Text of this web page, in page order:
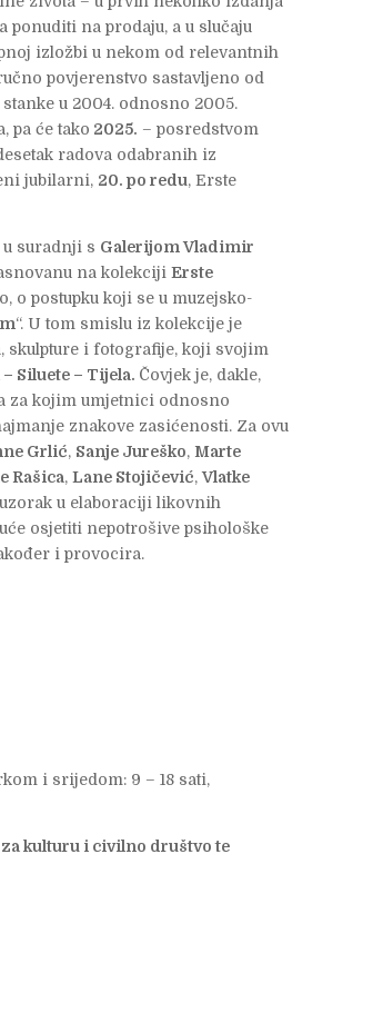
na prodaju, a u slučaju
izložbi u nekom od relevantnih
povjerenstvo sastavljeno od
u 2004. odnosno 2005.
pa će tako 2025. – posredstvom
radova odabranih iz
jubilarni, 20. po redu, Erste
u suradnji s Galerijom Vladimir
na kolekcijiErste
o postupku koji se u muzejsko-
“. U tom smislu iz kolekcije je
skulpture i fotografije, koji svojim
Siluete – Tijela. Čovjek je, dakle,
za kojim umjetnici odnosno
znakove zasićenosti. Za ovu
Grlić, Sanje Jureško, Marte
Rašica,Lane Stojičević,Vlatke
u elaboraciji likovnih
osjetiti nepotrošive psihološke
i provocira.
i srijedom: 9 – 18 sati,
kulturu i civilno društvo te